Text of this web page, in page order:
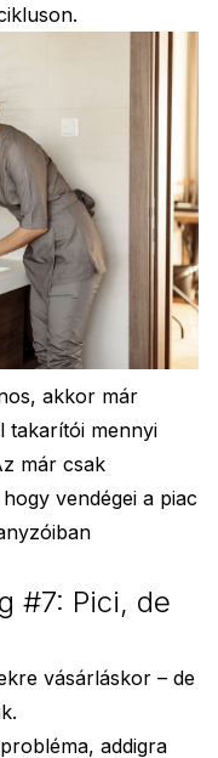
akkor már
takarítói mennyi
már csak
vendégei a piac
#7: Pici, de
vásárláskor – de
addigra